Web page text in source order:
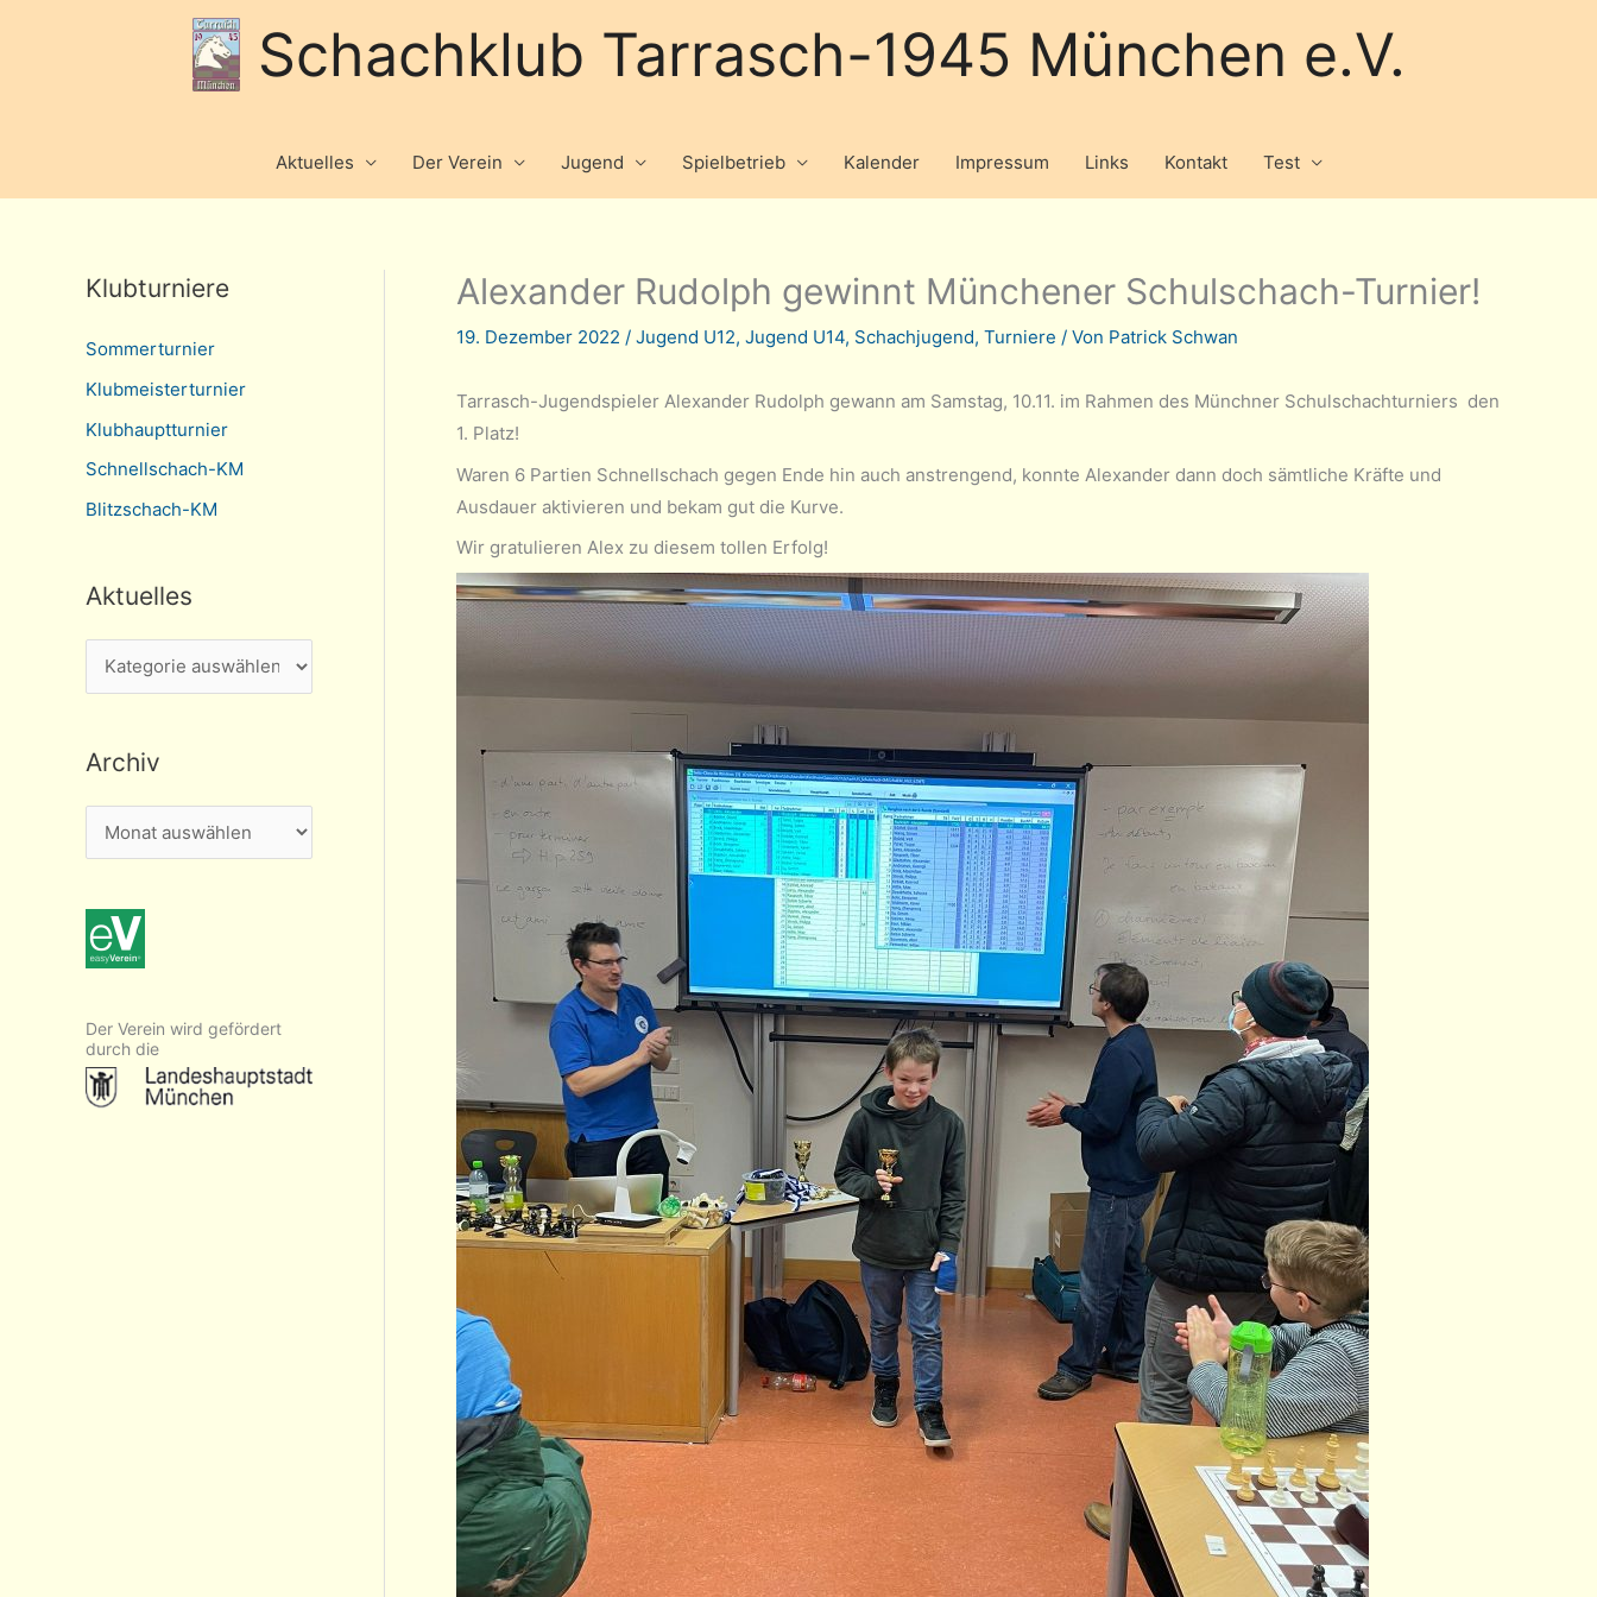
Schachklub Tarrasch-1945 München e.V.
Aktuelles Der Verein Jugend Spielbetrieb Kalender Impressum Links Kontakt Test
Klubturniere
Sommerturnier
Klubmeisterturnier
Klubhauptturnier
Schnellschach-KM
Blitzschach-KM
Aktuelles
k
u
e
s
Archiv
r
h
i
Der Verein wird gefördert
durch die
Alexander Rudolph gewinnt Münchener Schulschach-Turnier!
19. Dezember 2022 / Jugend U12, Jugend U14, Schachjugend, Turniere / Von Patrick Schwan
Tarrasch-Jugendspieler Alexander Rudolph gewann am Samstag, 10.11. im Rahmen des Münchner Schulschachturniers den
1. Platz!
Waren 6 Partien Schnellschach gegen Ende hin auch anstrengend, konnte Alexander dann doch sämtliche Kräfte und
Ausdauer aktivieren und bekam gut die Kurve.
Wir gratulieren Alex zu diesem tollen Erfolg!